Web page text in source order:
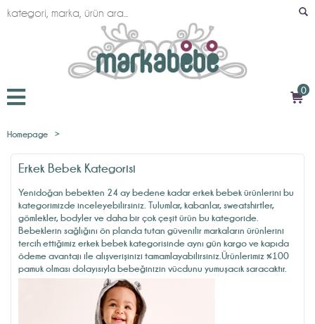
0
Homepage >
Erkek Bebek Kategorisi
Yenidoğan bebekten 24 ay bedene kadarerkek bebek ürünlerini bu
kategorimizdeinceleyebilirsiniz. Tulumlar, kabanlar, sweatshirtler,
gömlekler, bodyler ve daha bir çok çeşit ürün bu kategoride.
Bebeklerin sağlığını ön planda tutan güvenilir markaların ürünlerini
tercih ettiğimiz erkek bebek kategorisindeaynı gün kargo ve kapıda
ödeme avantajı ile alışverişinizi tamamlayabilirsiniz.Ürünlerimiz %100
pamuk olması dolayısıyla bebeğinizin vücdunu yumuşacık saracaktır.